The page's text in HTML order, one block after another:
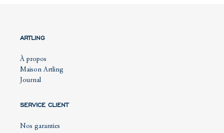
ARTLING
À propos
Maison Artling
Journal
SERVICE CLIENT
Nos garanties